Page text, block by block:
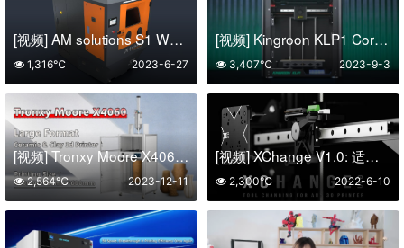
[视频] AM solutions S1 WET 用于清洁和表面处理的多功能湿式喷砂解决方案
2023-6-27
1,316℃
[视频] Kingroon KLP1 CoreXY 3D打印机：Klipper固件500mm/s高速打印
2023-9-3
3,407℃
[视频] Tronxy Moore X4060大幅面陶瓷和粘土3D打印机
2023-12-11
2,564℃
[视频] XChange V1.0: 适用于任何3D打印机的快速更换工具头
2022-6-10
2,300℃